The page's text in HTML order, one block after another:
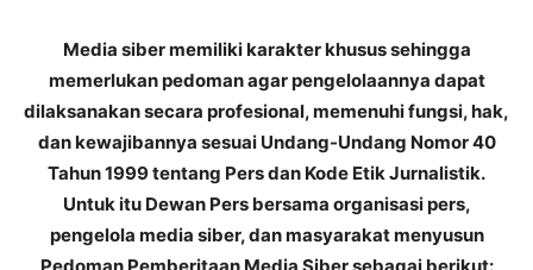
Media siber memiliki karakter khusus sehingga
memerlukan pedoman agar pengelolaannya dapat
dilaksanakan secara profesional, memenuhi fungsi, hak,
dan kewajibannya sesuai Undang-Undang Nomor 40
Tahun 1999 tentang Pers dan Kode Etik Jurnalistik.
Untuk itu Dewan Pers bersama organisasi pers,
pengelola media siber, dan masyarakat menyusun